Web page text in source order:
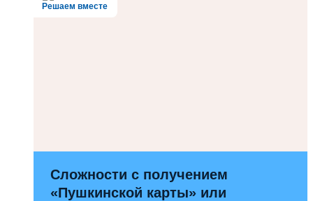
Решаем вместе
Сложности с получением
«Пушкинской карты» или